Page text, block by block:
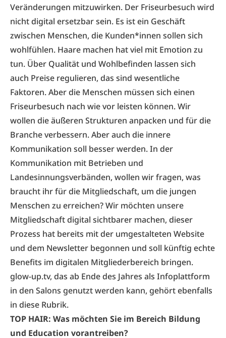
Veränderungen mitzuwirken. Der Friseurbesuch wird
nicht digital ersetzbar sein. Es ist ein Geschäft
zwischen Menschen, die Kunden*innen sollen sich
wohlfühlen. Haare machen hat viel mit Emotion zu
tun. Über Qualität und Wohlbefinden lassen sich
auch Preise regulieren, das sind wesentliche
Faktoren. Aber die Menschen müssen sich einen
Friseurbesuch nach wie vor leisten können. Wir
wollen die äußeren Strukturen anpacken und für die
Branche verbessern. Aber auch die innere
Kommunikation soll besser werden. In der
Kommunikation mit Betrieben und
Landesinnungsverbänden, wollen wir fragen, was
braucht ihr für die Mitgliedschaft, um die jungen
Menschen zu erreichen? Wir möchten unsere
Mitgliedschaft digital sichtbarer machen, dieser
Prozess hat bereits mit der umgestalteten Website
und dem Newsletter begonnen und soll künftig echte
Benefits im digitalen Mitgliederbereich bringen.
glow-up.tv, das ab Ende des Jahres als Infoplattform
in den Salons genutzt werden kann, gehört ebenfalls
in diese Rubrik.
TOP HAIR: Was möchten Sie im Bereich Bildung
und Education vorantreiben?